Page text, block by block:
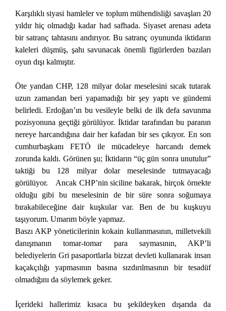
Karşılıklı siyasi hamleler ve toplum mühendisliği savaşları 20
yıldır hiç olmadığı kadar had safhada. Siyaset arenası adeta
bir satranç tahtasını andırıyor. Bu satranç oyununda iktidarın
kaleleri düşmüş, şahı savunacak önemli figürlerden bazıları
oyun dışı kalmıştır.
Öte yandan CHP, 128 milyar dolar meselesini sıcak tutarak
uzun zamandan beri yapamadığı bir şey yaptı ve gündemi
belirledi. Erdoğan’ın bu vesileyle belki de ilk defa savunma
pozisyonuna geçtiği görülüyor. İktidar tarafından bu paranın
nereye harcandığına dair her kafadan bir ses çıkıyor. En son
cumhurbaşkanı FETÖ ile mücadeleye harcandı demek
zorunda kaldı. Görünen şu; İktidarın “üç gün sonra unutulur”
taktiği bu 128 milyar dolar meselesinde tutmayacağı
görülüyor. Ancak CHP’nin siciline bakarak, birçok örnekte
olduğu gibi bu meselesinin de bir süre sonra soğumaya
bırakabileceğine dair kuşkular var. Ben de bu kuşkuyu
taşıyorum. Umarım böyle yapmaz.
Baszı AKP yöneticilerinin kokain kullanmasının, milletvekili
danışmanın tomar-tomar para saymasının, AKP’li
belediyelerin Gri pasaportlarla bizzat devleti kullanarak insan
kaçakçılığı yapmasının basına sızdırılmasının bir tesadüf
olmadığını da söylemek geker.
İçerideki hallerimiz kısaca bu şekildeyken dışarıda da